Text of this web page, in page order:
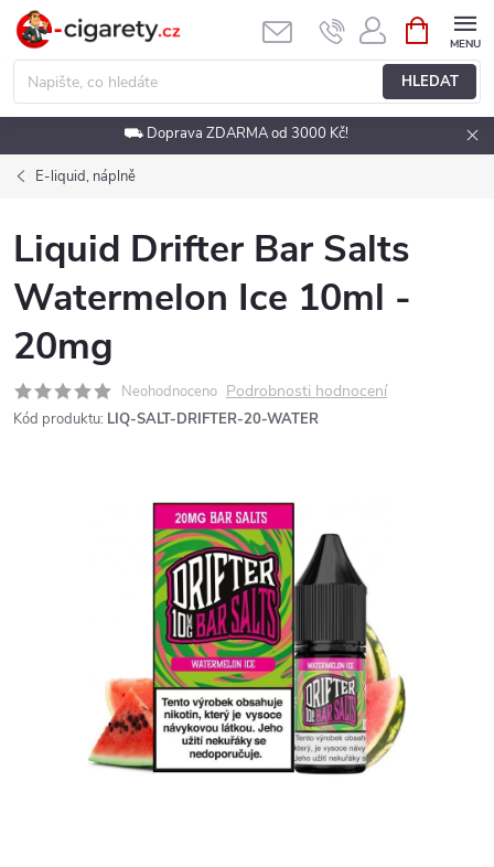
Přejít
obsah
HLEDAT
NÁKUPNÍ
KOŠÍK
⛟ Doprava ZDARMA od 3000 Kč!
E-liquid, náplně
Liquid Drifter Bar Salts
Watermelon Ice 10ml -
20mg
Neohodnoceno Podrobnosti hodnocení
Kód produktu: LIQ-SALT-DRIFTER-20-WATER